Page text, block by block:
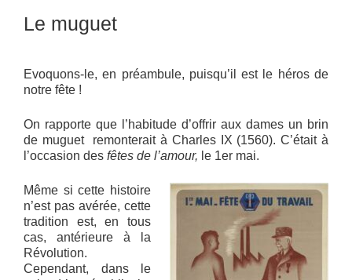
Le muguet
Evoquons-le, en préambule, puisqu’il est le héros de
notre fête !
On rapporte que l’habitude d’offrir aux dames un brin
de muguet
remonterait à Charles IX (1560). C’était à
l’occasion des fêtes de l’amour, le 1er mai.
Même si cette histoire
n’est pas avérée, cette
tradition est, en tous
cas, antérieure à la
Révolution.
Cependant, dans le